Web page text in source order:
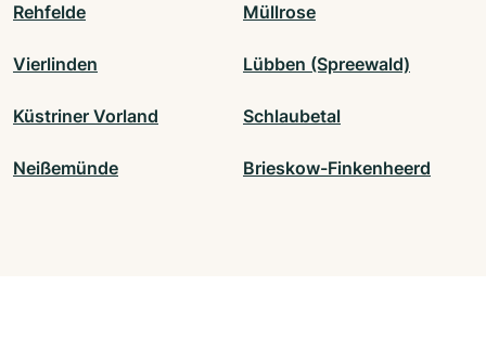
Rehfelde Müllrose
Vierlinden Lübben (Spreewald)
Küstriner Vorland Schlaubetal
Neißemünde Brieskow-Finkenheerd